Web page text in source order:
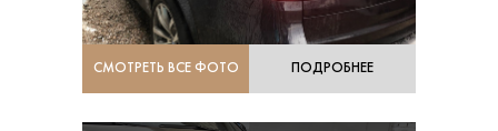
СМОТРЕТЬ ВСЕ ФОТО ПОДРОБНЕЕ